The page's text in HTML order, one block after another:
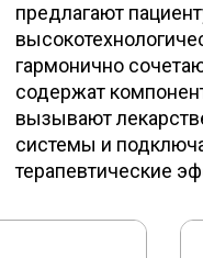
предлагают
гармонично
содержат
вызывают
системы и
терапевтические